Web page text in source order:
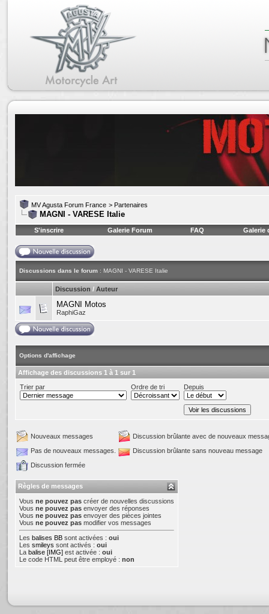
MV Agusta Forum France > Partenaires
MAGNI - VARESE Italie
S'inscrire Galerie Forum FAQ Galerie
Discussions dans le forum : MAGNI - VARESE Italie
Discussion / Auteur
MAGNI Motos
RaphiGaz
Options d'affichage
Affichage des discussions 1 à 1 sur 1
Trier par
Ordre de tri Depuis
Nouveaux messages
Discussion brûlante avec de nouveaux
Pas de nouveaux messages.
Discussion brûlante sans nouveau message
Discussion fermée
Règles de messages
Vous ne pouvez pas créer de nouvelles discussions
Vous ne pouvez pas envoyer des réponses
Vous ne pouvez pas envoyer des pièces jointes
Vous ne pouvez pas modifier vos messages
Les balises BB sont activées : oui
Les smileys sont activés : oui
La balise [IMG] est activée : oui
Le code HTML peut être employé : non